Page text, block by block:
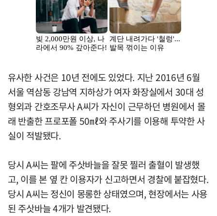
유사한 사건은 10년 전에도 있었다. 지난 2016년 6월
서울 역삼동 강남역 지하상가 여자 화장실에서 30대 성
형외과 간호조무사 A씨가 자신이 근무하던 병원에서 몰
래 반출한 프로포폴 50㎖와 주사기를 이용해 투약한 사
실이 적발됐다.
당시 A씨는 팔에 주삿바늘을 잘못 찔러 출혈이 발생했
고, 이를 본 옆 칸 이용자가 신고하면서 경찰에 붙잡혔다.
당시 A씨는 정신이 몽롱한 상태였으며, 현장에서는 사용
된 주삿바늘 4개가 발견됐다.